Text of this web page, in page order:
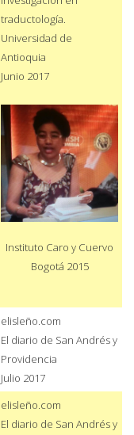
traductología.
Universidad de
Antioquia
Junio 2017
Instituto Caro y Cuervo
Bogotá 2015
elisleño.com
El diario de San Andrés y
Providencia
Julio 2017
elisleño.com
El diario de San Andrés y